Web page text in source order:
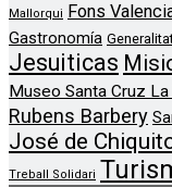
Mallorqui
Fons
Gastronomía
Jesuiticas
Museo Santa Cruz
Rubens Barbery
José de
Treball Solidari